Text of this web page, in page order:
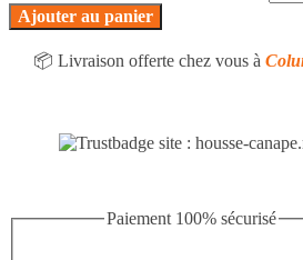
Ajouter au panier
📦 Livraison offerte chez vous à
Paiement 100% sécurisé